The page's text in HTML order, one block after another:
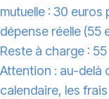
mutuelle : 30
dépense réelle (55
Reste à charge :
Attention : au-delà
calendaire, les